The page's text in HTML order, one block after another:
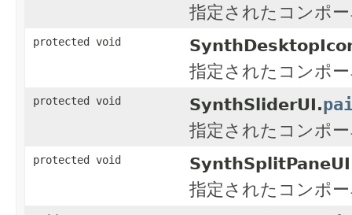
指定されたコンポ
protected void
指定されたコンポ
protected void SynthSliderUI.
指定されたコンポ
protected void
指定されたコンポ